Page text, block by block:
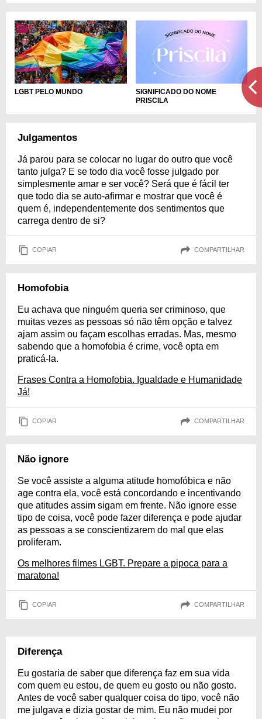
LGBT PELO MUNDO
SIGNIFICADO DO NOME
PRISCILA
Julgamentos
Já parou para se colocar no lugar do outro que você
tanto julga? E se todo dia você fosse julgado por
simplesmente amar e ser você? Será que é fácil ter
que todo dia se auto-afirmar e mostrar que você é
quem é, independentemente dos sentimentos que
carrega dentro de si?
COPIAR COMPARTILHAR
Homofobia
Eu achava que ninguém queria ser criminoso, que
muitas vezes as pessoas só não têm opção e talvez
ajam assim ou façam escolhas erradas. Mas, mesmo
sabendo que a homofobia é crime, você opta em
praticá-la.
Frases Contra a Homofobia. Igualdade e Humanidade
Já!
COPIAR COMPARTILHAR
Não ignore
Se você assiste a alguma atitude homofóbica e não
age contra ela, você está concordando e incentivando
que atitudes assim sigam em frente. Não ignore esse
tipo de coisa, você pode fazer diferença e pode ajudar
as pessoas a se conscientizarem do mal que elas
proliferam.
Os melhores filmes LGBT. Prepare a pipoca para a
maratona!
COPIAR COMPARTILHAR
Diferença
Eu gostaria de saber que diferença faz em sua vida
com quem eu estou, de quem eu gosto ou não gosto.
Antes de você saber qualquer coisa do tipo, você não
me julgava e dizia gostar de mim. Eu não mudei por